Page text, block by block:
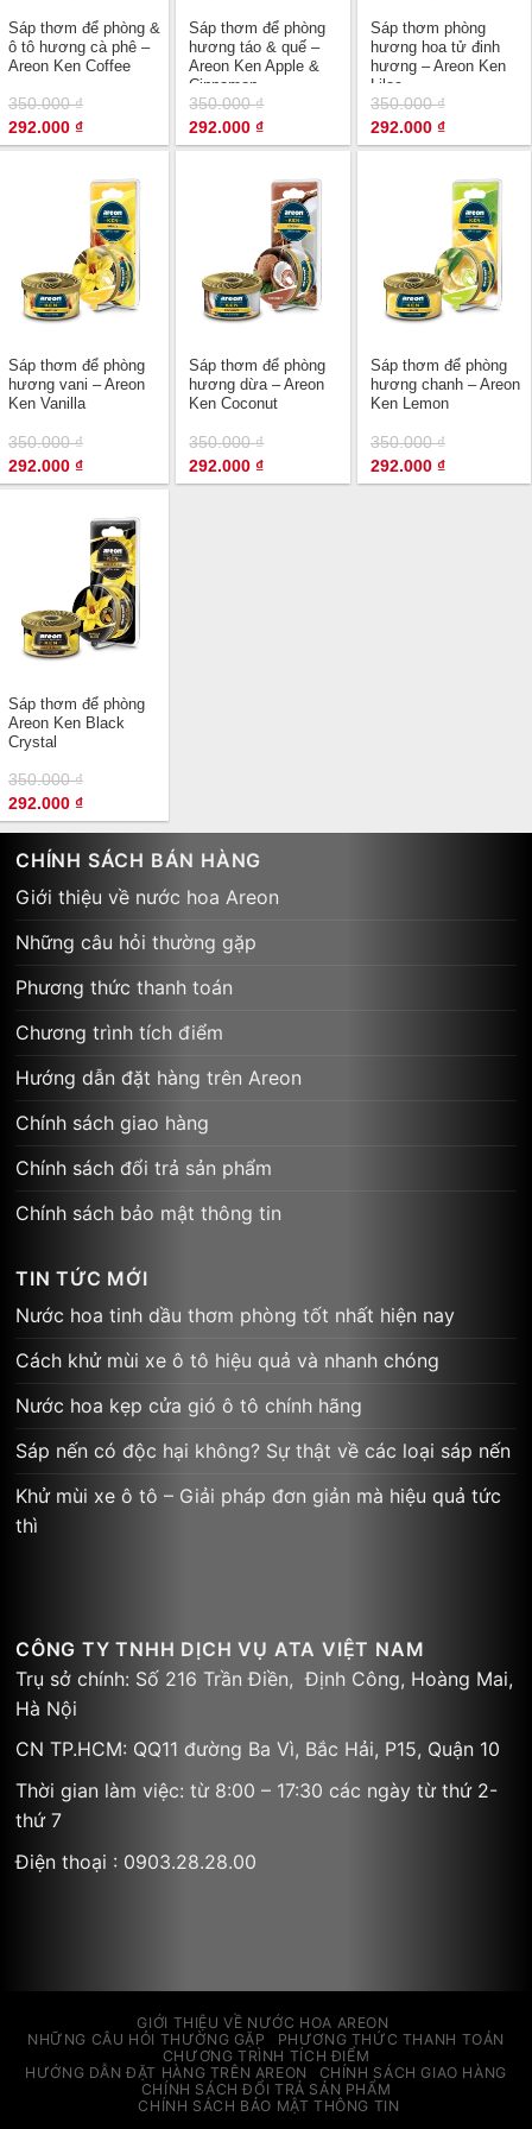
Sáp thơm để phòng &
ô tô hương cà phê –
Areon Ken Coffee
350.000₫
Giá
gốc
là:
292.000 ₫Giá
hiện
tại
292.000 ₫.
Sáp thơm để phòng
hương táo & quế –
Areon Ken Apple &
Cinnamon
350.000₫
Giá
gốc
là:
292.000₫Giá
hiện
tại
292.000 ₫.
Sáp thơm phòng
hương hoa tử đinh
hương – Areon Ken
Lilac
350.000₫
Giá
gốc
là:
292.000 ₫Giá
hiện
tại
292.000 ₫.
Sáp thơm để phòng
hương vani – Areon
Ken Vanilla
350.000₫
Giá
gốc
là:
292.000 ₫Giá
hiện
tại
292.000 ₫.
Sáp thơm để phòng
hương dừa – Areon
Ken Coconut
350.000₫
Giá
gốc
là:
292.000₫Giá
hiện
tại
Sáp thơm để phòng
hương chanh – Areon
Ken Lemon
350.000₫
Giá
gốc
là:
292.000 ₫Giá
hiện
tại
Sáp thơm để phòng
Areon Ken Black
Crystal
350.000₫
Giá
gốc
là:
292.000 ₫Giá
hiện
tại
292.000 ₫.
CHÍNH SÁCH BÁN HÀNG
Giới thiệu về nước hoa Areon
Những câu hỏi thường gặp
Phương thức thanh toán
Chương trình tích điểm
Hướng dẫn đặt hàng trên Areon
Chính sách giao hàng
Chính sách đổi trả sản phẩm
Chính sách bảo mật thông tin
TIN TỨC MỚI
Nước hoa tinh dầu thơm phòng tốt nhất hiện nay
Cách khử mùi xe ô tô hiệu quả và nhanh chóng
Nước hoa kẹp cửa gió ô tô chính hãng
Sáp nến có độc hại không? Sự thật về các loại sáp nến
Khử mùi xe ô tô – Giải pháp đơn giản mà hiệu quả tức
thì
CÔNG TY TNHH DỊCH VỤ ATA VIỆT NAM
Trụ sở chính: Số 216 Trần Điền, Định Công, Hoàng Mai,
Hà Nội
CN TP.HCM: QQ11 đường Ba Vì, Bắc Hải, P15, Quận 10
Thời gian làm việc: từ 8:00 – 17:30 các ngày từ thứ 2-
thứ 7
Điện thoại : 0903.28.28.00
GIỚI THIỆU VỀ NƯỚC HOA AREON
NHỮNG CÂU HỎI THƯỜNG GẶP
PHƯƠNG THỨC THANH TOÁN
CHƯƠNG TRÌNH TÍCH ĐIỂM
HƯỚNG DẪN ĐẶT HÀNG TRÊN AREON
CHÍNH SÁCH GIAO HÀNG
CHÍNH SÁCH ĐỔI TRẢ SẢN PHẨM
CHÍNH SÁCH BẢO MẬT THÔNG TIN